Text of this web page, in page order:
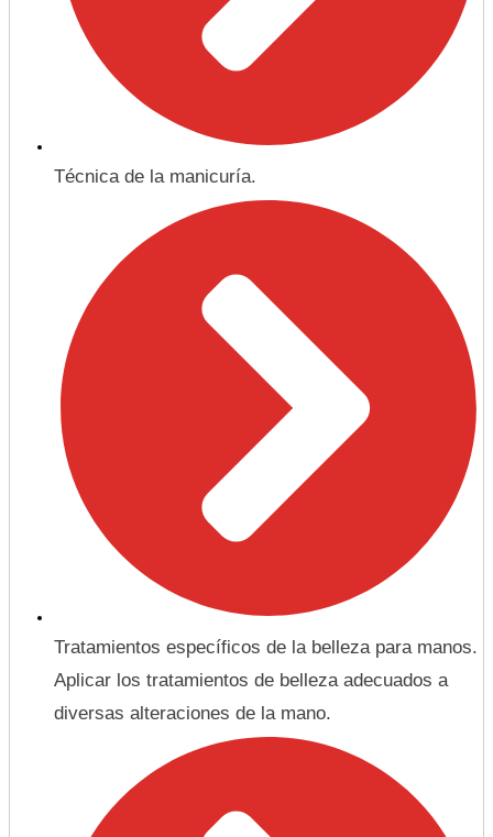
Técnica de la manicuría.
Tratamientos específicos de la belleza para manos.
Aplicar los tratamientos de belleza adecuados a
diversas alteraciones de la mano.